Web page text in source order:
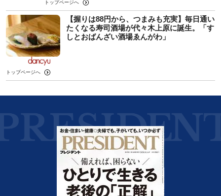
トップページへ
【握りは88円から、つまみも充実】毎日通い
たくなる寿司酒場が代々木上原に誕生。「す
しとおばんざい酒場ゑんがわ」
トップページへ